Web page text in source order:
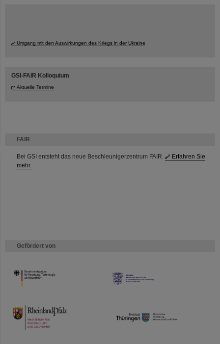
FAIR
Bei GSI entsteht das neue Beschleunigerzentrum FAIR.
Erfahren Sie
mehr.
Gefördert von
HMWK
TMWWDG
Umgang mit den Auswirkungen des Kriegs in der Ukraine
GSI-FAIR Kolloquium
Aktuelle Termine